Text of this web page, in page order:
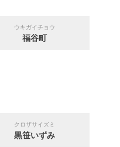
ウキガイチョウ
福谷町
クロザサイズミ
黒笹いずみ